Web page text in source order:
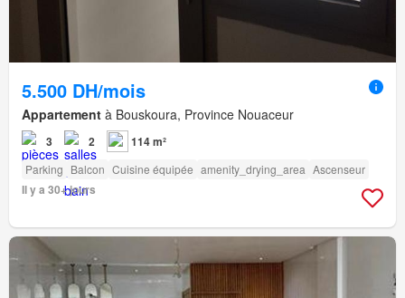
5.500 DH/mois
Appartement à Bouskoura, Province Nouaceur
3 2 114 m²
Parking Balcon Cuisine équipée amenity_drying_area Ascenseur
Il y a 30+ jours